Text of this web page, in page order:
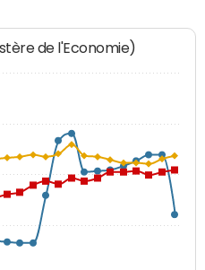
de l'Economie)